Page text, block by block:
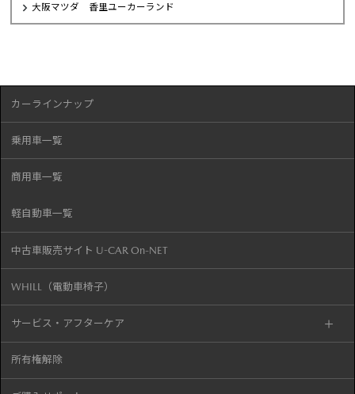
大阪マツダ 香里ユーカーランド
カーラインナップ
乗用車一覧
商用車一覧
軽自動車一覧
中古車販売サイト U-CAR On-NET
WHILL（電動車椅子）
サービス・アフターケア
所有権解除